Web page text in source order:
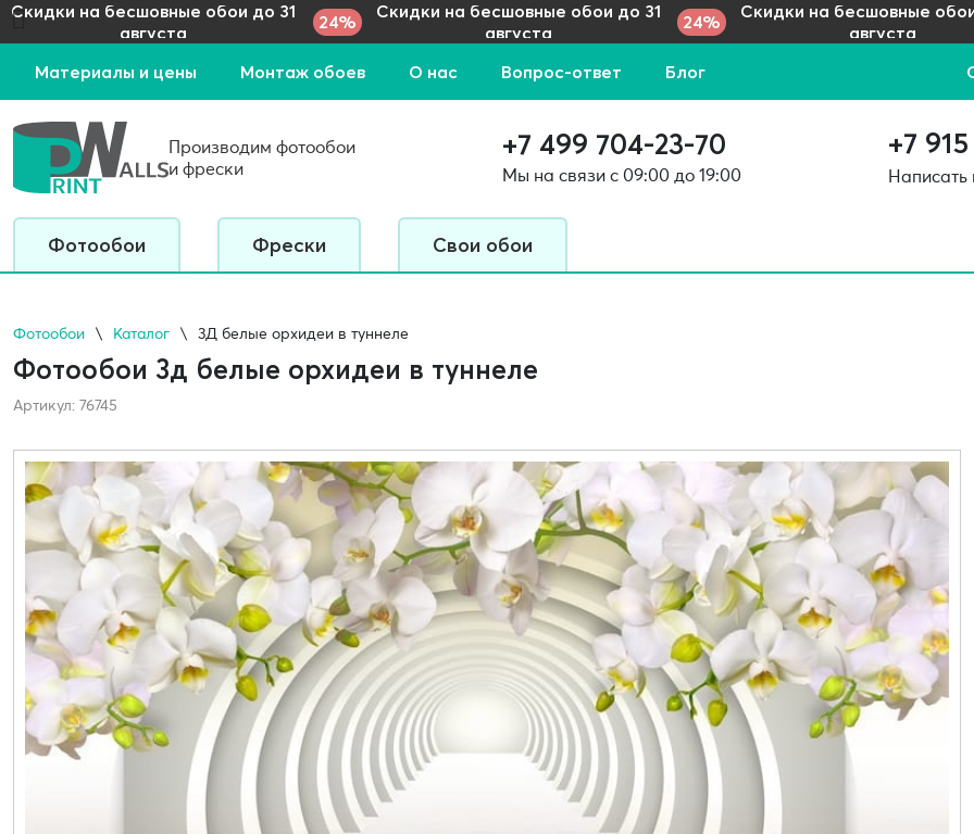
Скидки на бесшовные обои до 31
августа
24%
Скидки на бесшовные обои до 31
августа
24%
Скидки на бесшовные
августа
Материалы и цены Монтаж обоев О нас Вопрос-ответ Блог
Производим фотообои
и фрески
+7 499 704-23-70
Мы на связи с 09:00 до 19:00
+7
Написать
Фотообои Фрески Свои обои
Фотообои Каталог 3Д белые орхидеи в туннеле
Фотообои 3д белые орхидеи в туннеле
Артикул: 76745